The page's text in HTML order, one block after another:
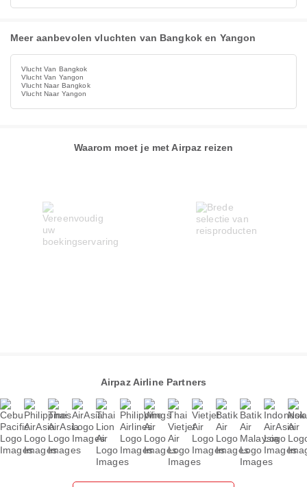
Meer aanbevolen vluchten van Bangkok en Yangon
Vlucht Van Bangkok
Vlucht Van Yangon
Vlucht Naar Bangkok
Vlucht Naar Yangon
Waarom moet je met Airpaz reizen
Airpaz Airline Partners